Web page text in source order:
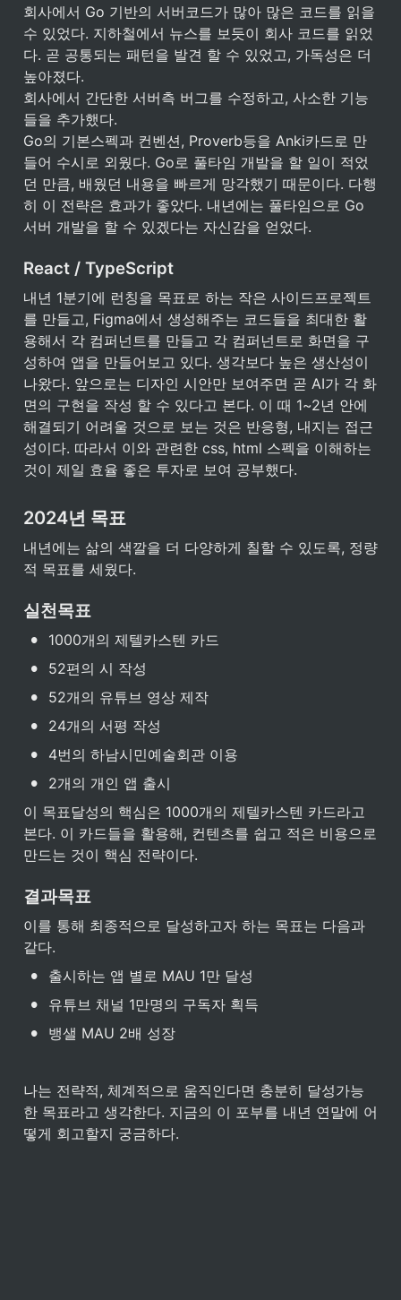
회사에서 Go 기반의 서버코드가 많아 많은 코드를 읽을
수 있었다. 지하철에서 뉴스를 보듯이 회사 코드를 읽었
다. 곧 공통되는 패턴을 발견 할 수 있었고, 가독성은 더
높아졌다.
회사에서 간단한 서버측 버그를 수정하고, 사소한 기능
들을 추가했다.
Go의 기본스펙과 컨벤션, Proverb등을 Anki카드로 만
들어 수시로 외웠다. Go로 풀타임 개발을 할 일이 적었
던 만큼, 배웠던 내용을 빠르게 망각했기 때문이다. 다행
히 이 전략은 효과가 좋았다. 내년에는 풀타임으로 Go
서버 개발을 할 수 있겠다는 자신감을 얻었다.
React / TypeScript
내년 1분기에 런칭을 목표로 하는 작은 사이드프로젝트
를 만들고, Figma에서 생성해주는 코드들을 최대한 활
용해서 각 컴퍼넌트를 만들고 각 컴퍼넌트로 화면을 구
성하여 앱을 만들어보고 있다. 생각보다 높은 생산성이
나왔다. 앞으로는 디자인 시안만 보여주면 곧 AI가 각 화
면의 구현을 작성 할 수 있다고 본다. 이 때 1~2년 안에
해결되기 어려울 것으로 보는 것은 반응형, 내지는 접근
성이다. 따라서 이와 관련한 css, html 스펙을 이해하는
것이 제일 효율 좋은 투자로 보여 공부했다.
2024년 목표
내년에는 삶의 색깔을 더 다양하게 칠할 수 있도록, 정량
적 목표를 세웠다.
실천목표
• 1000개의 제텔카스텐 카드
• 52편의 시 작성
• 52개의 유튜브 영상 제작
• 24개의 서평 작성
• 4번의 하남시민예술회관 이용
•
2개의 개인 앱 출시
이 목표달성의 핵심은 1000개의 제텔카스텐 카드라고
본다. 이 카드들을 활용해, 컨텐츠를 쉽고 적은 비용으로
만드는 것이 핵심 전략이다.
결과목표
이를 통해 최종적으로 달성하고자 하는 목표는 다음과
같다.
• 출시하는 앱 별로 MAU 1만 달성
• 유튜브 채널 1만명의 구독자 획득
• 뱅샐 MAU 2배 성장
나는 전략적, 체계적으로 움직인다면 충분히 달성가능
한 목표라고 생각한다. 지금의 이 포부를 내년 연말에 어
떻게 회고할지 궁금하다.